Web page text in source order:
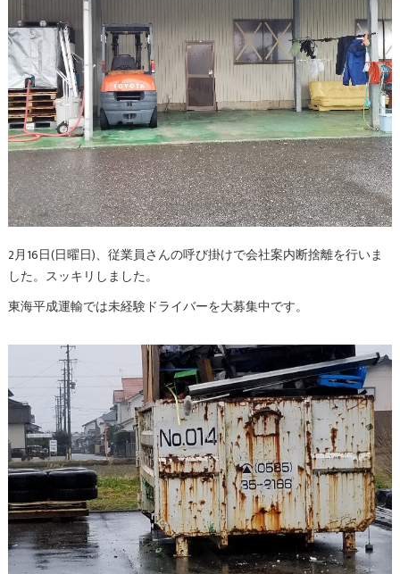
2月16日(日曜日)、従業員さんの呼び掛けで会社案内断捨離を行いま
した。スッキリしました。
東海平成運輸では未経験ドライバーを大募集中です。